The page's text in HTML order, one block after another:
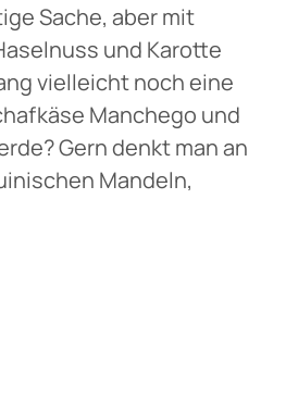
Sache, aber mit
und Karotte
vielleicht noch eine
Manchego und
Gern denkt man an
Mandeln,